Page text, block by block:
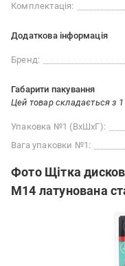
Комплектація:
Додаткова інформація
Бренд:
Габарити пакування
Цей товар складається з
Упаковка №1 (ВхШхГ):
Вага упаковки №1:
Фото Щітка
M14 латунована